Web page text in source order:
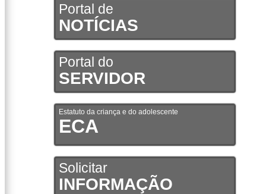
Portal de
NOTÍCIAS
Portal do
SERVIDOR
Estatuto da criança e do adolescente
ECA
Solicitar
INFORMAÇÃO